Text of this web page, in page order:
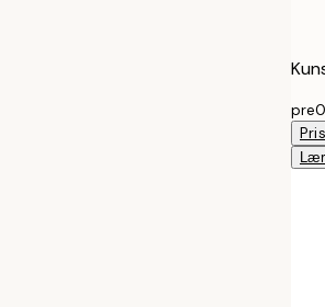
Lær